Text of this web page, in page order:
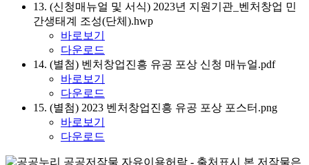
13. (신청매뉴얼 및 서식) 2023년 지원기관_벤처창업 민
간생태계 조성(단체).hwp
바로보기
다운로드
14. (별첨) 벤처창업진흥 유공 포상 신청 매뉴얼.pdf
바로보기
다운로드
15. (별첨) 2023 벤처창업진흥 유공 포상 포스터.png
바로보기
다운로드
본 저작물은